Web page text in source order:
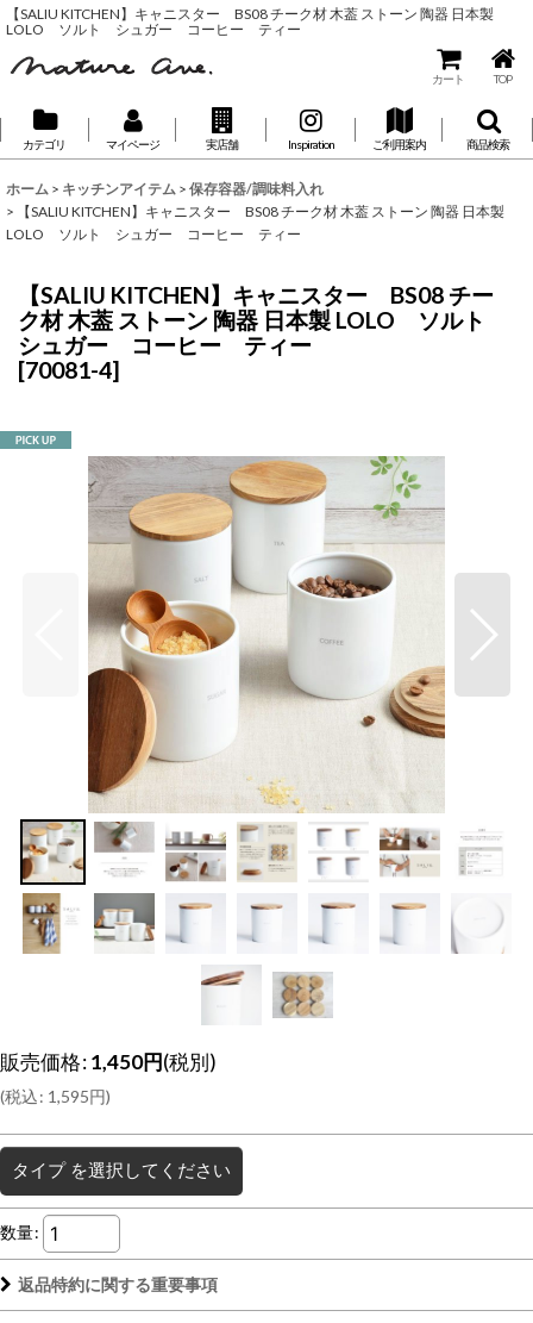
【SALIU KITCHEN】キャニスター BS08 チーク材 木葢 ストーン 陶器 日本製
LOLO ソルト シュガー コーヒー ティー
カート TOP
カテゴリ マイページ 実店舗 Inspiration ご利用案内 商品検索
ホーム > キッチンアイテム > 保存容器/調味料入れ
>
【SALIU KITCHEN】キャニスター BS08 チーク材 木葢 ストーン 陶器 日本製
LOLO ソルト シュガー コーヒー ティー
【SALIU KITCHEN】キャニスター BS08 チー
ク材 木葢 ストーン 陶器 日本製 LOLO ソルト
シュガー コーヒー ティー
[70081-4]
販売価格:1,450円(税別)
(税込: 1,595円)
タイプ を選択してください
数量:
返品特約に関する重要事項